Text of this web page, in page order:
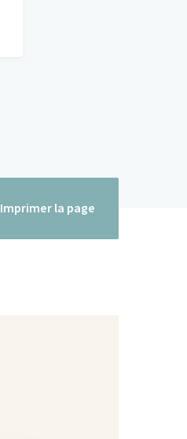
Imprimer la page